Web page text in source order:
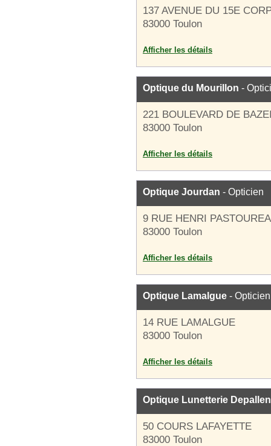
137 AVENUE DU 15E
83000 Toulon
Afficher les détails
Optique du Mourillon -
221 BOULEVARD DE
83000 Toulon
Afficher les détails
Optique Jourdan - Opticien
9 RUE HENRI
83000 Toulon
Afficher les détails
Optique Lamalgue - Opticien
14 RUE LAMALGUE
83000 Toulon
Afficher les détails
Optique Lunetterie
50 COURS LAFAYETTE
83000 Toulon